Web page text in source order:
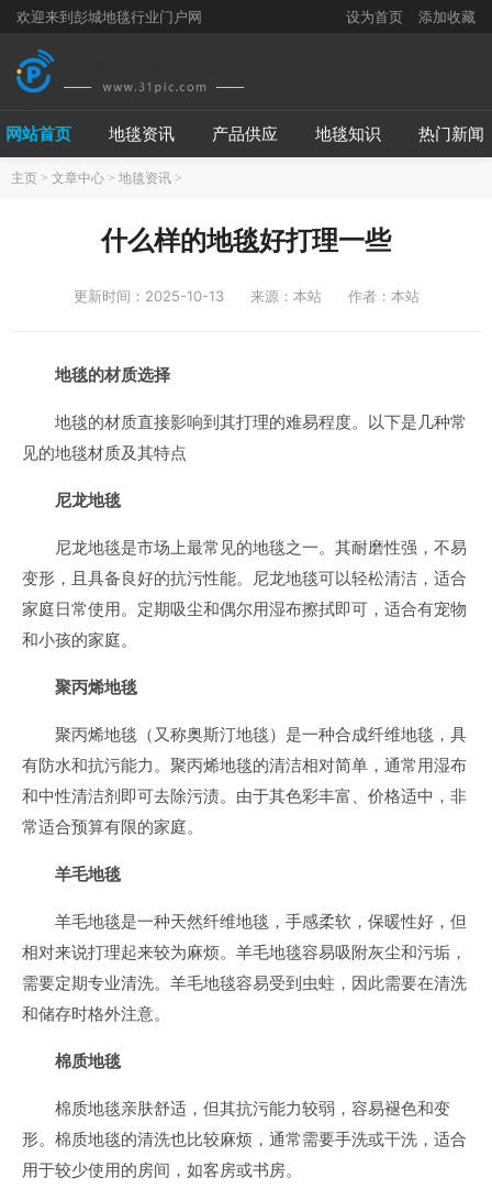
欢迎来到彭城地毯行业门户网 设为首页 添加收藏
网站首页 地毯资讯 产品供应 地毯知识 热门新闻
主页 > 文章中心 > 地毯资讯 >
什么样的地毯好打理一些
更新时间：2025-10-13 来源：本站 作者：本站
地毯的材质选择
地毯的材质直接影响到其打理的难易程度。以下是几种常
见的地毯材质及其特点
尼龙地毯
尼龙地毯是市场上最常见的地毯之一。其耐磨性强，不易
变形，且具备良好的抗污性能。尼龙地毯可以轻松清洁，适合
家庭日常使用。定期吸尘和偶尔用湿布擦拭即可，适合有宠物
和小孩的家庭。
聚丙烯地毯
聚丙烯地毯（又称奥斯汀地毯）是一种合成纤维地毯，具
有防水和抗污能力。聚丙烯地毯的清洁相对简单，通常用湿布
和中性清洁剂即可去除污渍。由于其色彩丰富、价格适中，非
常适合预算有限的家庭。
羊毛地毯
羊毛地毯是一种天然纤维地毯，手感柔软，保暖性好，但
相对来说打理起来较为麻烦。羊毛地毯容易吸附灰尘和污垢，
需要定期专业清洗。羊毛地毯容易受到虫蛀，因此需要在清洗
和储存时格外注意。
棉质地毯
棉质地毯亲肤舒适，但其抗污能力较弱，容易褪色和变
形。棉质地毯的清洗也比较麻烦，通常需要手洗或干洗，适合
用于较少使用的房间，如客房或书房。